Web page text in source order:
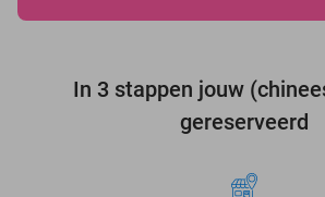
In 3 stappen jouw
gereserveerd